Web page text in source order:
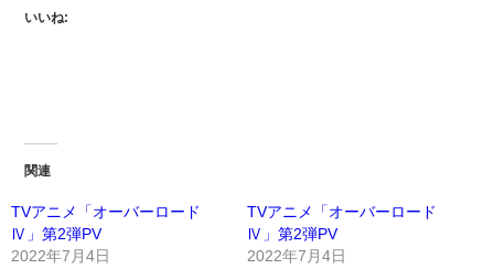
いいね:
関連
TVアニメ「オーバーロード
Ⅳ」第2弾PV
2022年7月4日
TVアニメ「オーバーロード
Ⅳ」第2弾PV
2022年7月4日